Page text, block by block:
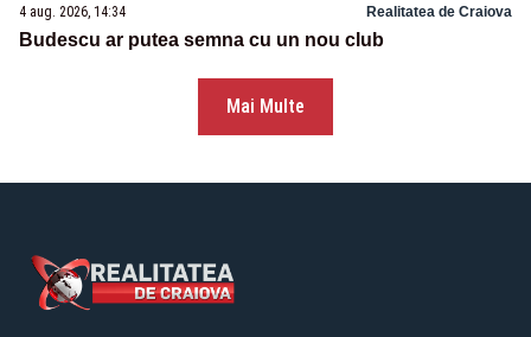
4 aug. 2026, 14:34 Realitatea de Craiova
Budescu ar putea semna cu un nou club
Mai Multe